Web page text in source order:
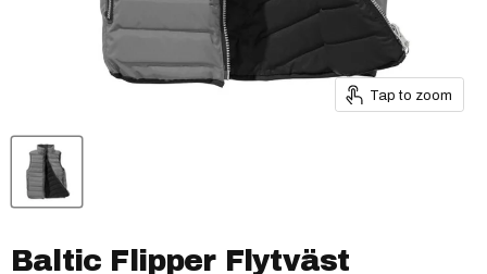
Tap to zoom
Baltic Flipper Flytväst